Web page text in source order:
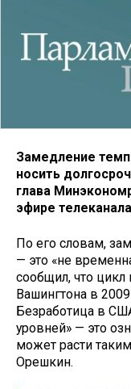
Замедление
носить
глава
эфире
По его словам,
— это «не
сообщил, что цикл
Вашингтона в
Безработица в
уровней» — это
может расти
Орешкин.